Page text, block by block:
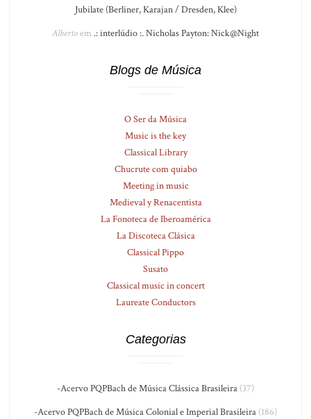
Jubilate (Berliner, Karajan / Dresden, Klee)
Albertoem .: interlúdio :. Nicholas Payton: Nick@Night
Blogs de Música
O Ser da Música
Music is the key
Classical Library
Chucrute com quiabo
Meeting in music
Medieval y Renacentista
La Fonoteca de Iberoamérica
La Discoteca Clásica
Classical Pippo
Susato
Classical music in concert
Laureate Conductors
Categorias
-Acervo PQPBach de Música Clássica Brasileira (37)
-Acervo PQPBach de Música Colonial e Imperial Brasileira (186)